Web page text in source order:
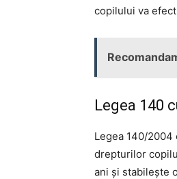
copilului va
Legea 140
Legea 140/
drepturilor
ani și stabilește